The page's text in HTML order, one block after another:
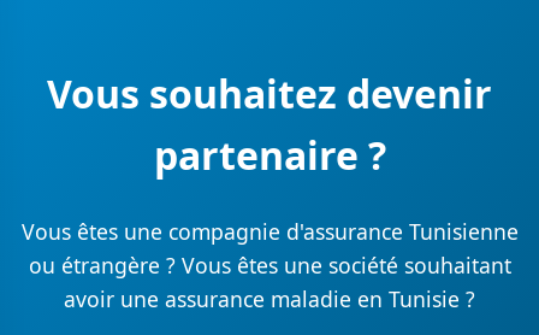
Vous souhaitez devenir
partenaire ?
Vous êtes une compagnie d'assurance Tunisienne
ou étrangère ? Vous êtes une société souhaitant
avoir une assurance maladie en Tunisie ?